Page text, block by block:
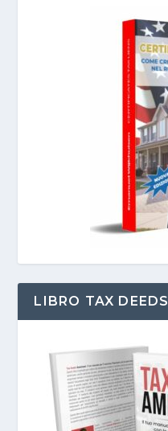
LIBRO TAX DEEDS